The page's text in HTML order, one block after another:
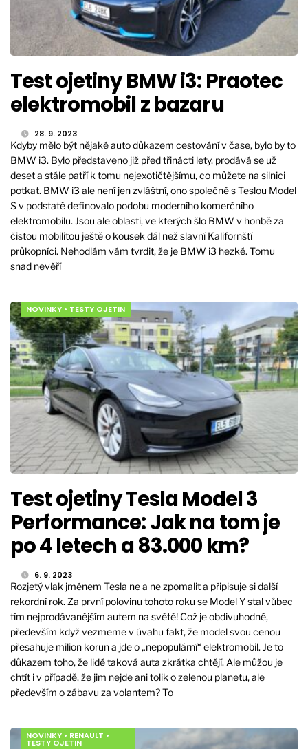
Test ojetiny BMW i3: Praotec
elektromobil z bazaru
28. 9. 2023
Kdyby mělo být nějaké auto důkazem cestování v čase, bylo by to
BMW i3. Bylo představeno již před třinácti lety, prodává se už
deset a stále patří k tomu nejexotičtějšímu, co můžete na silnici
potkat. BMW i3 ale není jen zvláštní, ono společně s Teslou Model
S v podstatě definovalo podobu moderního komerčního
elektromobilu. Jsou ale oblasti, ve kterých šlo BMW v honbě za
čistou mobilitou ještě o kousek dál než slavní Kalifornští
průkopníci. Nehodlám vám tvrdit, že je BMW i3 hezké. Tomu
snad nevěří
NOVINKY • TESTY OJETIN
Test ojetiny Tesla Model 3
Performance: Jak na tom je
po 4 letech a 83.000 km?
6. 9. 2023
Rozjetý vlak jménem Tesla ne a ne zpomalit a připisuje si další
rekordní rok. Za první polovinu tohoto roku se Model Y stal vůbec
tím nejprodávanějším autem na světě! Což je obdivuhodné,
především když vezmeme v úvahu fakt, že model svou cenou
přesahuje milion korun a jde o „nepopulární“ elektromobil. Je to
důkazem toho, že lidé taková auta zkrátka chtějí. Ale můžou je
chtít i v případě, že jim nejde ani tolik o zelenou planetu, ale
především o zábavu za volantem? To
NOVINKY • RENAULT •
TESTY OJETIN